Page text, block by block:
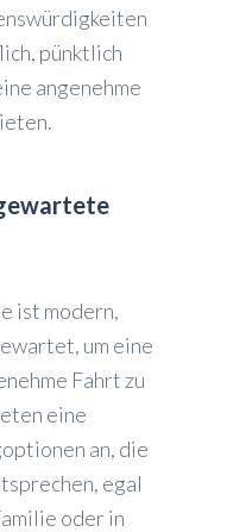
pünktlich
angenehme
ist modern,
um eine
Fahrt zu
eine
an, die
egal
oder in